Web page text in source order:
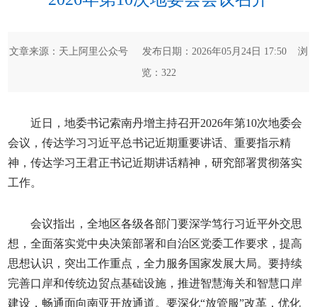
文章来源：天上阿里公众号 发布日期：2026年05月24日 17:50 浏
览： 322
近日，地委书记索南丹增主持召开2026年第10次地委会
会议，传达学习习近平总书记近期重要讲话、重要指示精
神，传达学习王君正书记近期讲话精神，研究部署贯彻落实
工作。
会议指出，全地区各级各部门要深学笃行习近平外交思
想，全面落实党中央决策部署和自治区党委工作要求，提高
思想认识，突出工作重点，全力服务国家发展大局。要持续
完善口岸和传统边贸点基础设施，推进智慧海关和智慧口岸
建设，畅通面向南亚开放通道。要深化“放管服”改革，优化